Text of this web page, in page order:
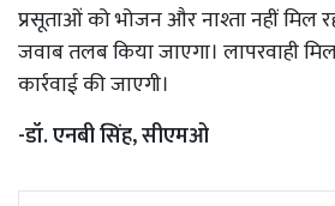
प्रसूताओं को भोजन और नाश्ता नहीं मिल
जवाब तलब किया जाएगा। लापरवाही
कार्रवाई की जाएगी।
-डॉ. एनबी सिंह, सीएमओ